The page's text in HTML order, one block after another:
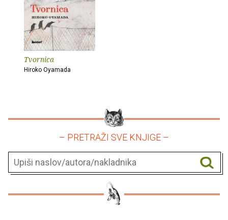
Tvornica
Hiroko Oyamada
– PRETRAŽI SVE KNJIGE –